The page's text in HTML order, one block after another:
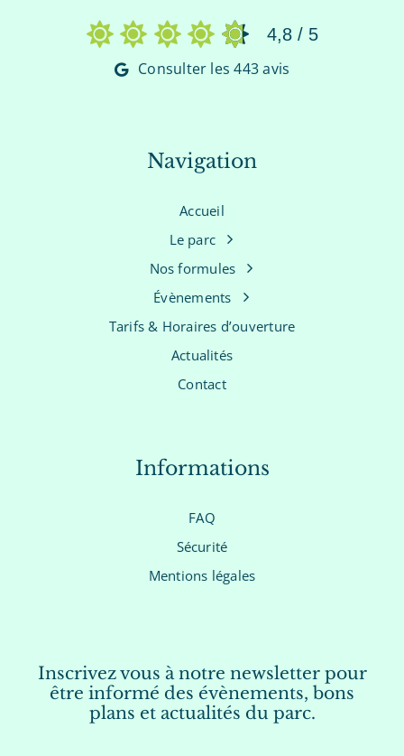
4,8/ 5
Consulter les 443 avis
Navigation
Accueil
Le parc
Nos formules
Évènements
Tarifs & Horaires d’ouverture
Actualités
Contact
Informations
FAQ
Sécurité
Mentions légales
Inscrivez vous à notre newsletter pour
être informé des évènements, bons
plans et actualités du parc.